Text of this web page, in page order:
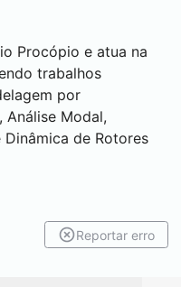
Procópio e atua na
trabalhos
por
Análise Modal,
de Rotores
Reportar erro